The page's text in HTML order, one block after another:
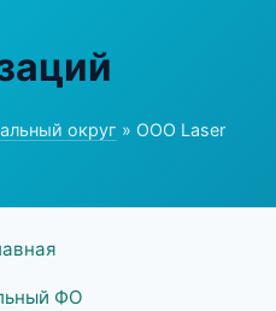
округ » ООО Laser
ФО